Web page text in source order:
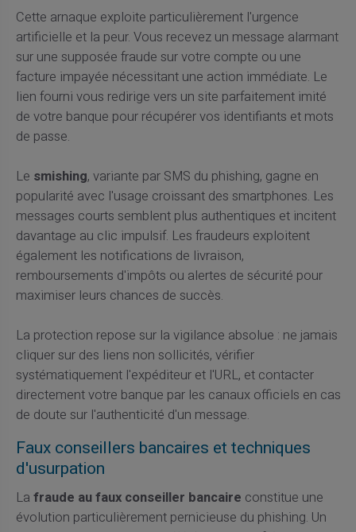
Cette arnaque exploite particulièrement l'urgence
artificielle et la peur. Vous recevez un message alarmant
sur une supposée fraude sur votre compte ou une
facture impayée nécessitant une action immédiate. Le
lien fourni vous redirige vers un site parfaitement imité
de votre banque pour récupérer vos identifiants et mots
de passe.
Le smishing, variante par SMS du phishing, gagne en
popularité avec l'usage croissant des smartphones. Les
messages courts semblent plus authentiques et incitent
davantage au clic impulsif. Les fraudeurs exploitent
également les notifications de livraison,
remboursements d'impôts ou alertes de sécurité pour
maximiser leurs chances de succès.
La protection repose sur la vigilance absolue : ne jamais
cliquer sur des liens non sollicités, vérifier
systématiquement l'expéditeur et l'URL, et contacter
directement votre banque par les canaux officiels en cas
de doute sur l'authenticité d'un message.
Faux conseillers bancaires et techniques
d'usurpation
La fraude au faux conseiller bancaire constitue une
évolution particulièrement pernicieuse du phishing. Un